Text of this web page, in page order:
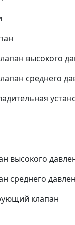
высокого
среднего
высокого
среднего
клапан